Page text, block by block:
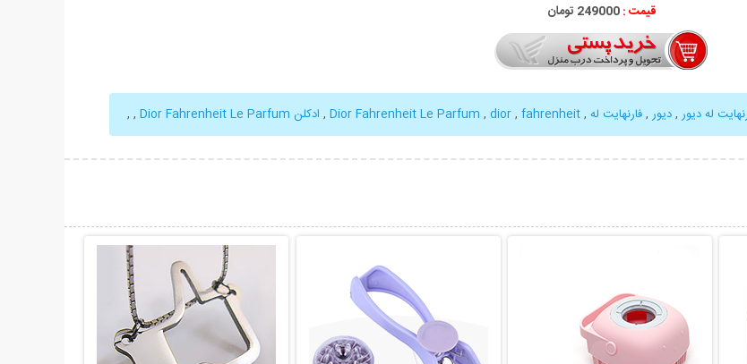
قیمت : 249000 تومان
له دیور ,دیور ,فارنهایت له ,
Dior Fahrenheit Le Parfum , dior, fahrenheit
, ادکلن Dior Fahrenheit Le Parfum ,
,